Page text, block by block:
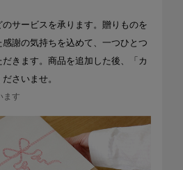
サービスを承ります。贈りものを
謝の気持ちを込めて、一つひとつ
きます。商品を追加した後、「カ
さいませ。
ます